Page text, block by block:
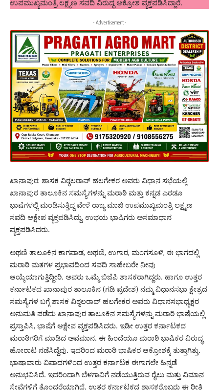
ಉಪಮುಖ್ಯಮಂತ್ರಿ ಲಕ್ಷ್ಮಣ ಸವದಿ ವಿರುದ್ಧ ಆಕ್ರೋಶ ವ್ಯಕ್ತಪಡಿಸಿದ್ದಾರೆ.
- Advertisement -
ಖಾನಾಪುರ: ಶಾಸಕ ವಿಠ್ಠಲರಾವ್ ಹಲಗೇಕರ ಅವರು ವಿಧಾನ ಸಭೆಯಲ್ಲಿ
ಖಾನಾಪುರ ತಾಲೂಕಿನ ಸಮಸ್ಯೆಗಳನ್ನು ಮರಾಠಿ ಮತ್ತು ಕನ್ನಡ ಎರಡೂ
ಭಾಷೆಗಳಲ್ಲಿ ಮಂಡಿಸುತ್ತಿದ್ದ ವೇಳೆ ರಾಜ್ಯ ಮಾಜಿ ಉಪಮುಖ್ಯಮಂತ್ರಿ ಲಕ್ಷ್ಮಣ
ಸವದಿ ಆಕ್ಷೇಪ ವ್ಯಕ್ತಪಡಿಸಿದ್ದು, ಉಭಯ ಭಾಷಿಗರು ಅಸಮಾಧಾನ
ವ್ಯಕ್ತಪಡಿಸಿದರು.
ಅಥಣಿ ತಾಲೂಕಿನ ಕಾಗವಾಡ, ಅಥಣಿ, ಉಗಾರ, ಮಂಗಸೂಳಿ, ಈ ಭಾಗದಲ್ಲಿ
ಮರಾಠಿ ಮತಗಳ ಪ್ರಭಾವದಿಂದ ಸವದಿ ಸಾಹೇಬರೇ ನೀವು
ಆಯ್ಕೆಯಾಗುತ್ತಿದ್ದೀರಿ. ಅವರು ಒಮ್ಮೆ ಬಿಜೆಪಿ ಶಾಸಕರಾಗಿದ್ದರು. ಹಾಗೂ ಉತ್ತರ
ಕರ್ನಾಟಕದ ಖಾನಾಪುರ ತಾಲೂಕಿನ (ಗಡಿ ಪ್ರದೇಶ) ನಮ್ಮ ವಿಧಾನಸಭಾ ಕ್ಷೇತ್ರದ
ಸಮಸ್ಯೆಗಳ ಬಗ್ಗೆ ಶಾಸಕ ವಿಠ್ಠಲರಾವ್ ಹಲಗೇಕರ ಅವರು ವಿಧಾನಸಭಾಧ್ಯಕ್ಷರ
ಅನುಮತಿ ಪಡೆದು ಖಾನಾಪುರ ತಾಲೂಕಿನ ಸಮಸ್ಯೆಗಳನ್ನು ಮರಾಠಿ ಭಾಷೆಯಲ್ಲಿ
ಪ್ರಸ್ತಾಪಿಸಿ, ಭಾಷೆಗೆ ಆಕ್ಷೇಪ ವ್ಯಕ್ತಪಡಿಸಿದರು. ಇಡೀ ಉತ್ತರ ಕರ್ನಾಟಕದ
ಮರಾಠಿಗರಿಗೆ ಮಾಡಿದ ಅವಮಾನ. ಈ ಹಿಂದೆಯೂ ಮರಾಠಿ ಭಾಷಿಕರ ವಿರುದ್ಧ
ಹೋರಾಟ ನಡೆಸಿದ್ದೆವು. ಇದರಿಂದ ಮರಾಠಿ ಭಾಷಿಕರ ಆಕ್ರೋಶಕ್ಕೆ ತುತ್ತಾಗಿತ್ತು.
ಭಾಷಾವಾರು ವಿವಾದಗಳಿಂದ ಉತ್ತರ ಕರ್ನಾಟಕ ಈಗಾಗಲೇ ಹಿನ್ನಡೆ
ಅನುಭವಿಸಿದೆ. ಇದರಿಂದಾಗಿ ಬೆಳಗಾವಿಗೆ ನಡೆಯುತ್ತಿರುವ ರೈಲು ಮತ್ತು ವಿಮಾನ
ಸೇವೆಗಳಿಗೆ ತೊಂದರೆಯಾಗಿದೆ. ಉತ್ತರ ಕರ್ನಾಟಕದ ಶಾಸಕರೊಬ್ಬರು ಈ ರೀತಿ